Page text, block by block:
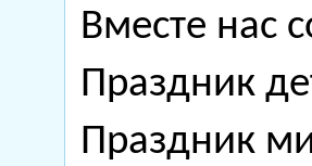
Вместе нас
Праздник
Праздник